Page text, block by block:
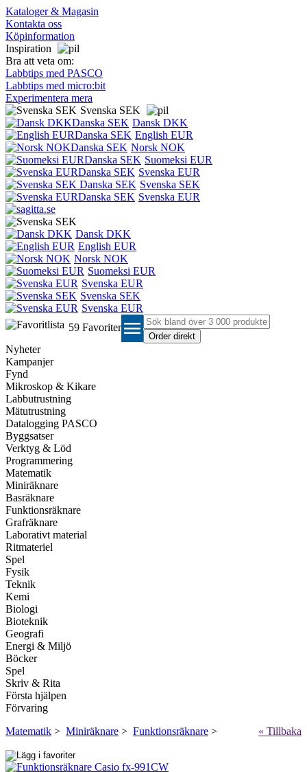
Kataloger & Magasin
Kontakta oss
Köpinformation
Inspiration
Bra att veta om:
Labbtips med PASCO
Labbtips med micro:bit
Experimentera mera
Svenska SEK
Dansk DKK
English EUR
Norsk NOK
Suomeksi EUR
Svenska EUR
Svenska SEK
Svenska EUR
Dansk DKK
English EUR
Norsk NOK
Suomeksi EUR
Svenska EUR
Svenska SEK
Svenska EUR
59 Favoriter menu
Nyheter
Kampanjer
Fynd
Mikroskop & Kikare
Labbutrustning
Mätutrustning
Datalogging PASCO
Byggsatser
Verktyg & Löd
Programmering
Matematik
Miniräknare
Basräknare
Funktionsräknare
Grafräknare
Laborativt material
Ritmateriel
Spel
Fysik
Teknik
Kemi
Biologi
Bioteknik
Geografi
Energi & Miljö
Böcker
Spel
Skriv & Rita
Första hjälpen
Förvaring
Matematik > Miniräknare > Funktionsräknare > « Tillbaka